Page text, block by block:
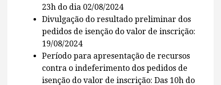
23h do dia 02/08/2024
Divulgação do resultado preliminar dos
pedidos de isenção do valor de inscrição:
19/08/2024
Período para apresentação de recursos
contra o indeferimento dos pedidos de
isenção do valor de inscrição: Das 10h do